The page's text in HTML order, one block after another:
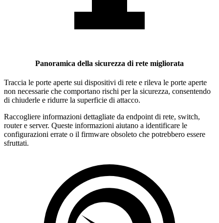
Panoramica della sicurezza di rete migliorata
Traccia le porte aperte sui dispositivi di rete e rileva le porte aperte
non necessarie che comportano rischi per la sicurezza, consentendo
di chiuderle e ridurre la superficie di attacco.
Raccogliere informazioni dettagliate da endpoint di rete, switch,
router e server. Queste informazioni aiutano a identificare le
configurazioni errate o il firmware obsoleto che potrebbero essere
sfruttati.